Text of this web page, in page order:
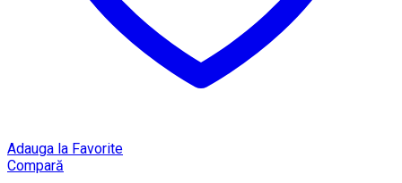
Adauga la Favorite
Compară